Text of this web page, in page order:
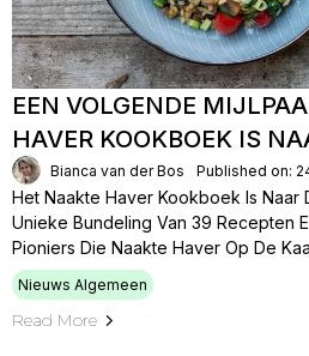
EEN VOLGENDE
HAVER KOOKBOEK IS
Bianca van der Bos Published on:
Het Naakte Haver Kookboek Is Naar
Unieke Bundeling Van 39 Recepten
Pioniers Die Naakte Haver Op De
Nieuws Algemeen
Read More